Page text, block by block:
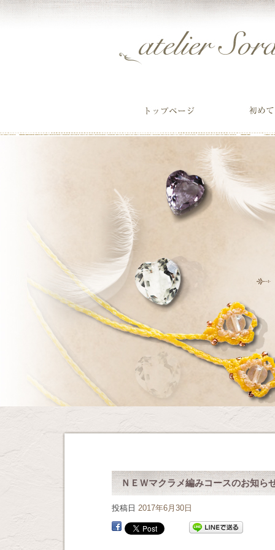
ＮＥＷマクラメ編みコースのお知ら
投稿日 2017年6月30日